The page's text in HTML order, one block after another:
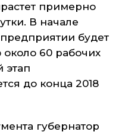
примерно
В начале
будет
60 рабочих
этап
до конца 2018
губернатор